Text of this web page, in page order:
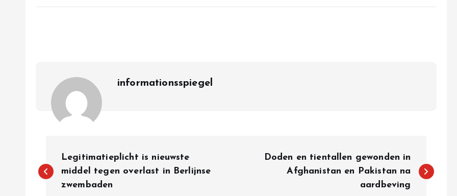
informationsspiegel
o
Legitimatieplicht is nieuwste
middel tegen overlast in Berlijnse
zwembaden
Doden en tientallen gewonden in
Afghanistan en Pakistan na
aardbeving